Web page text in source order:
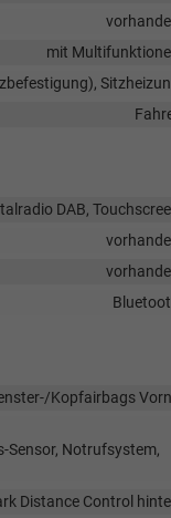
mit
DAB,
Kopfairbags
Sensor, Notrufsystem,
Distance Control